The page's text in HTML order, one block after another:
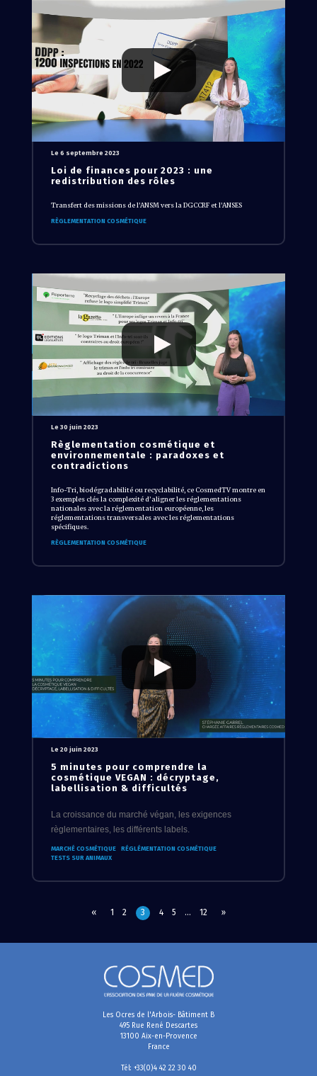
Le 6 septembre 2023
Loi de finances pour 2023 : une
redistribution des rôles
Transfert des missions de l’ANSM vers la DGCCRF et l’ANSES
RÈGLEMENTATION COSMÉTIQUE
Le 30 juin 2023
Règlementation cosmétique et
environnementale : paradoxes et
contradictions
Info-Tri, biodégradabilité ou recyclabilité, ce CosmedTV montre en
3 exemples clés la complexité d’aligner les réglementations
nationales avec la réglementation européenne, les
réglementations transversales avec les réglementations
spécifiques.
RÈGLEMENTATION COSMÉTIQUE
Le 20 juin 2023
5 minutes pour comprendre la
cosmétique VEGAN : décryptage,
labellisation & difficultés
La croissance du marché végan, les exigences
règlementaires, les différents labels.
MARCHÉ COSMÉTIQUE
RÉGLÉMENTATION COSMÉTIQUE
TESTS SUR ANIMAUX
« 1 2 3 4 5 … 12 »
Les Ocres de l'Arbois- Bâtiment B
495 Rue René Descartes
13100 Aix-en-Provence
France
Tél: +33(0)4 42 22 30 40